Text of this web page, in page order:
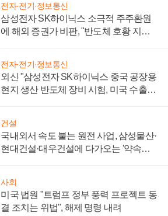
전자·전기·정보통신
삼성전자 SK하이닉스 소극적 주주환원
에 해외 증권가 비판, "반도체 호황 지속
전자·전기·정보통신
외신 "삼성전자 SK하이닉스 중국 공장용
현지 생산 반도체 장비 시험, 미국 수출통
건설
국내외서 속도 붙는 원전 사업, 삼성물산·
현대건설·대우건설에 다가오는 '약속의
사회
미국 법원 "트럼프 정부 풍력 프로젝트 동
결 조치는 위법", 해제 명령 내려